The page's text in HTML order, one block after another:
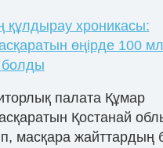
құлдырау хроникасы:
өңірде 100
болды
палата Құмар
Қостанай
масқара жайттардың